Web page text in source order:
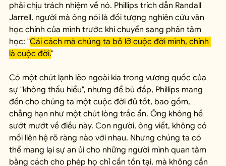
phải chịu trách nhiệm về nó. Phillips trích dẫn Randall
Jarrell, người mà ông nói là đối tượng nghiên cứu văn
học chính của mình trước khi chuyển sang phân tâm
học: "Cái cách mà chúng ta bỏ lỡ cuộc đời mình, chính
là cuộc đời."
Có một chút lạnh lẽo ngoài kia trong vương quốc của
sự "không thấu hiểu", nhưng để bù đắp, Phillips mang
đến cho chúng ta một cuộc đời đủ tốt, bao gồm,
chẳng hạn như một chút lòng trắc ẩn. Ông không hề
sướt mướt về điều này. Con người, ông viết, không có
mối liên hệ rõ ràng nào với nhau. Nhưng chúng ta có
thể mang lại sự an ủi cho những người mình quan tâm
bằng cách cho phép họ chỉ cần tồn tại, mà không cần